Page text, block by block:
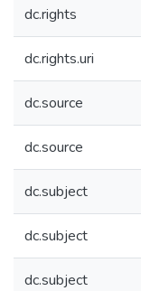
dc.rights
dc.rights.uri
dc.source
dc.source
dc.subject
dc.subject
dc.subject